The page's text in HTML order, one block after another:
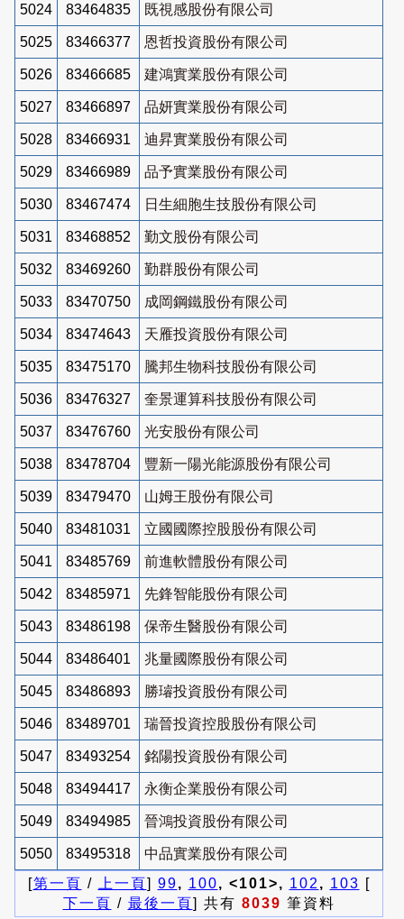
5024 83464835 既視感股份有限公司
5025 83466377 恩哲投資股份有限公司
5026 83466685 建鴻實業股份有限公司
5027 83466897 品妍實業股份有限公司
5028 83466931 迪昇實業股份有限公司
5029 83466989 品予實業股份有限公司
5030 83467474 日生細胞生技股份有限公司
5031 83468852 勤文股份有限公司
5032 83469260 勤群股份有限公司
5033 83470750 成岡鋼鐵股份有限公司
5034 83474643 天雁投資股份有限公司
5035 83475170 騰邦生物科技股份有限公司
5036 83476327 奎景運算科技股份有限公司
5037 83476760 光安股份有限公司
5038 83478704 豐新一陽光能源股份有限公司
5039 83479470 山姆王股份有限公司
5040 83481031 立國國際控股股份有限公司
5041 83485769 前進軟體股份有限公司
5042 83485971 先鋒智能股份有限公司
5043 83486198 保帝生醫股份有限公司
5044 83486401 兆量國際股份有限公司
5045 83486893 勝璿投資股份有限公司
5046 83489701 瑞晉投資控股股份有限公司
5047 83493254 銘陽投資股份有限公司
5048 83494417 永衡企業股份有限公司
5049 83494985 晉鴻投資股份有限公司
5050 83495318
中品實業股份有限公司
[第一頁 / 上一頁] 99, 100, <101>, 102 , 103 [
下一頁 / 最後一頁] 共有 8039 筆資料